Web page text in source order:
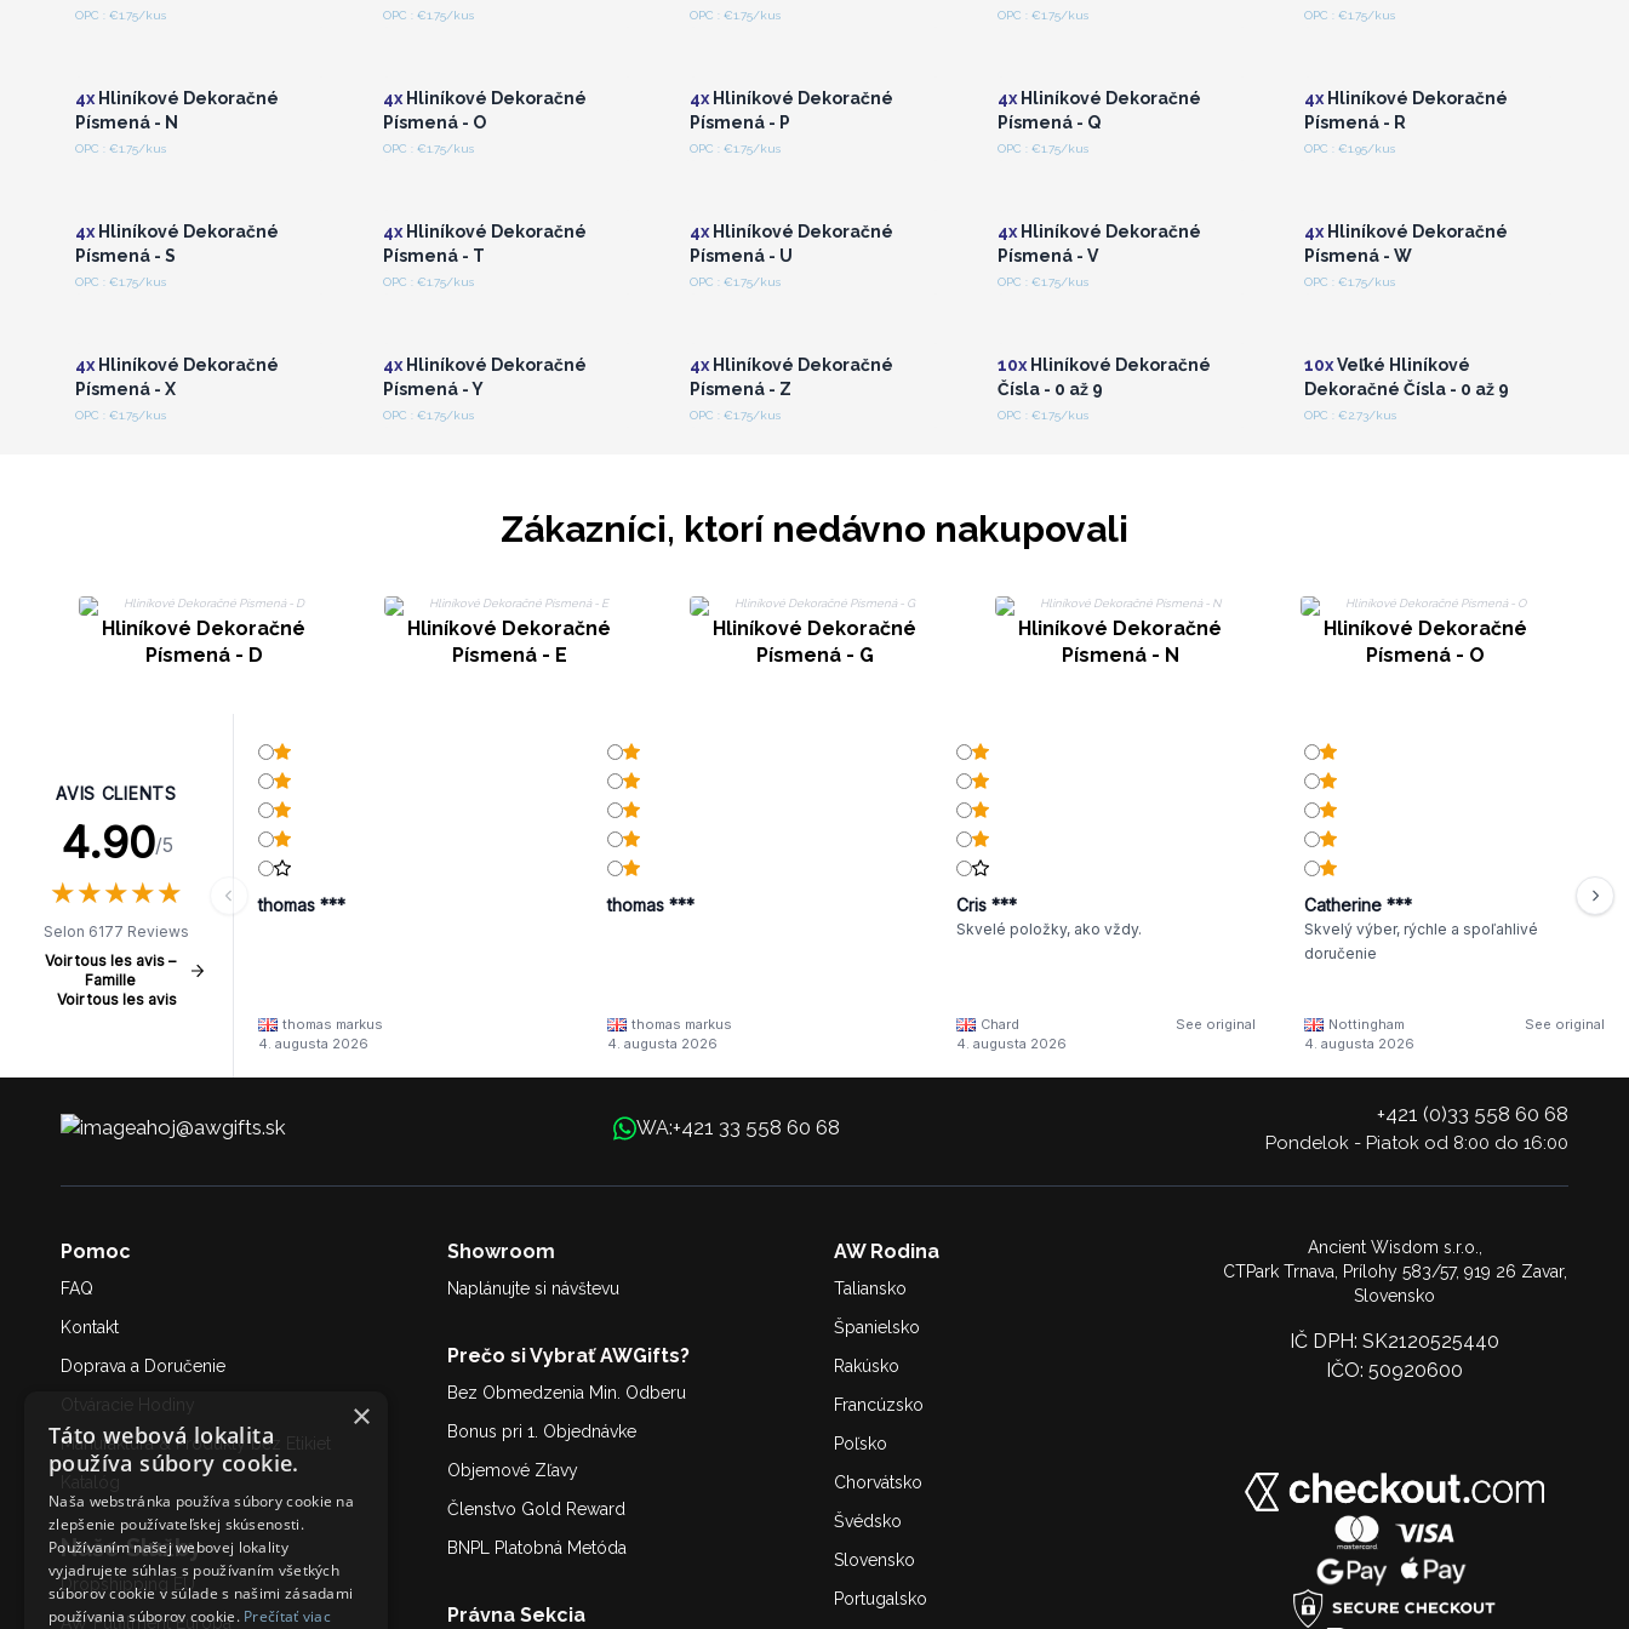
OPC : €1.75/kus OPC : €1.75/kus OPC : €1.75/kus OPC : €1.75/kus OPC : €1.75/kus
4x Hliníkové Dekoračné
Písmená - N
OPC : €1.75/kus
4xHliníkové Dekoračné
Písmená - O
OPC : €1.75/kus
4x Hliníkové Dekoračné
Písmená - P
OPC : €1.75/kus
4xHliníkové Dekoračné
Písmená - Q
OPC : €1.75/kus
4x Hliníkové Dekoračné
Písmená - R
OPC : €1.95/kus
4x Hliníkové Dekoračné
Písmená - S
OPC : €1.75/kus
4xHliníkové Dekoračné
Písmená - T
OPC : €1.75/kus
4x Hliníkové Dekoračné
Písmená - U
OPC : €1.75/kus
4xHliníkové Dekoračné
Písmená - V
OPC : €1.75/kus
4x Hliníkové Dekoračné
Písmená - W
OPC : €1.75/kus
4x Hliníkové Dekoračné
Písmená - X
OPC : €1.75/kus
4xHliníkové Dekoračné
Písmená - Y
OPC : €1.75/kus
4x Hliníkové Dekoračné
Písmená - Z
OPC : €1.75/kus
10xHliníkové Dekoračné
Čísla - 0 až 9
OPC : €1.75/kus
10xVeľké Hliníkové
Dekoračné Čísla - 0 až 9
OPC : €2.73/kus
Zákazníci, ktorí nedávno nakupovali
Hliníkové Dekoračné
Písmená - D
Hliníkové Dekoračné
Písmená - E
Hliníkové Dekoračné
Písmená - G
Hliníkové Dekoračné
Písmená - N
Hliníkové Dekoračné
Písmená - O
AVIS CLIENTS
4.90/5
★★★★★
★★★★★
Selon 6177 Reviews
Voir tous les avis –
Famille
Voir tous les avis
thomas ***
thomas markus
4. augusta 2026
thomas ***
thomas markus
4. augusta 2026
Cris ***
Skvelé položky, ako vždy.
Chard
See original
4. augusta 2026
Catherine ***
Skvelý výber, rýchle a spoľahlivé
doručenie
Nottingham
See original
4. augusta 2026
ahoj@awgifts.sk WA:+421 33 558 60 68
+421 (0)33 558 60 68
Pondelok - Piatok od 8:00 do 16:00
Pomoc
FAQ
Kontakt
Doprava a Doručenie
Manufaktúra & Produkty bez Etikiet
Naše Služby
Dropshipping EU
AW Fulfilment Európa
Showroom
Naplánujte si návštevu
Prečo si Vybrať AWGifts?
Bez Obmedzenia Min. Odberu
Bonus pri 1. Objednávke
Objemové Zľavy
Členstvo Gold Reward
BNPL Platobná Metóda
Právna Sekcia
AW Rodina
Taliansko
Španielsko
Rakúsko
Francúzsko
Poľsko
Chorvátsko
Švédsko
Slovensko
Portugalsko
Ancient Wisdom s.r.o.,
CTPark Trnava, Prílohy 583/57, 919 26 Zavar,
Slovensko
IČ DPH: SK2120525440
IČO: 50920600
×
Táto webová lokalita
používa súbory cookie.
Naša webstránka používa súbory cookie na
zlepšenie používateľskej skúsenosti.
Používaním našej webovej lokality
vyjadrujete súhlas s používaním všetkých
súborov cookie v súlade s našimi zásadami
používania súborov cookie. Prečítať viac